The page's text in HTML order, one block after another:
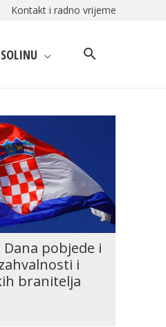
Kontakt i radno vrijeme
pobjede i
i
branitelja